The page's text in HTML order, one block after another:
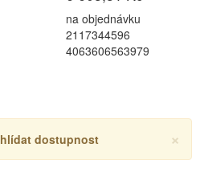
na objednávku
2117344596
4063606563979
×
dostupnost